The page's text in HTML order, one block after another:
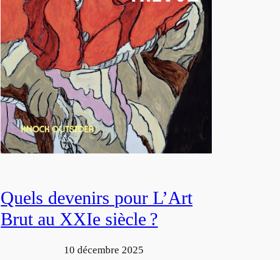
Quels devenirs pour L’Art
Brut au XXIe siècle ?
10 décembre 2025